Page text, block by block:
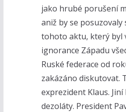
jako hrubé porušení
aniž by se
tohoto aktu, který byl
ignorance Západu
Ruské federace od
zakázáno diskutovat.
exprezident Klaus.
dezoláty. President